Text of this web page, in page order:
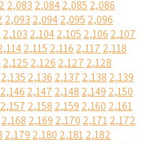
2,083 2,0842,085 2,086
2,093 2,0942,095 2,096
2,103 2,1042,105 2,106 2,107
2,115 2,116 2,117 2,118
2,125 2,126 2,127 2,128
2,135 2,136 2,137 2,138 2,139
2,146 2,147 2,148 2,149 2,150
2,157 2,158 2,159 2,160 2,161
2,168 2,169 2,170 2,1712,172
2,179 2,180 2,1812,182